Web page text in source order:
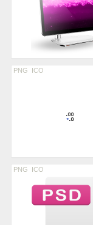
PNG ICO
PNG ICO